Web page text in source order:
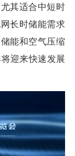
其适合中短时
长时储能需求
能和空气压缩
迎来快速发展